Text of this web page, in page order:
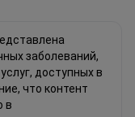
заболеваний,
доступных в
что контент
в